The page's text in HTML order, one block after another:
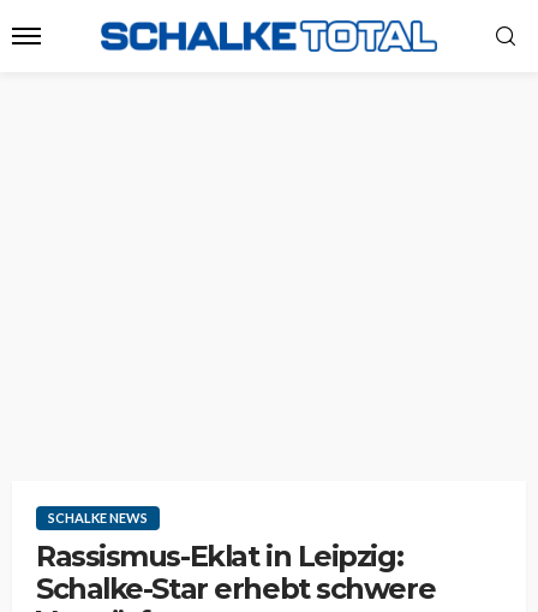
SCHALKE NEWS
Rassismus-Eklat in Leipzig:
Schalke-Star erhebt schwere